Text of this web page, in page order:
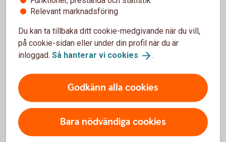
Strukturerade Produkter - Andrahandsmarknaden
Strukturerade Produkter - Primärmarknaden (pdf)
Terminer - Aktier (pdf)
Terminer - Index (pdf)
Optioner - Aktier (pdf)
Optioner - Index (pdf)
Relevant marknadsföring
Du kan ta tillbaka ditt cookie-medgivande när du vill,
på cookie-sidan eller under din profil när du är
inloggad. Så hanterar vi cookies .
Godkänn alla cookies
Bara nödvändiga cookies